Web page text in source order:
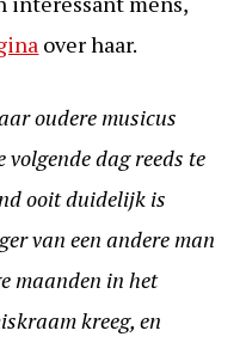
over haar.
oudere musicus
volgende dag reeds te
ooit duidelijk is
van een andere man
maanden in het
kreeg, en